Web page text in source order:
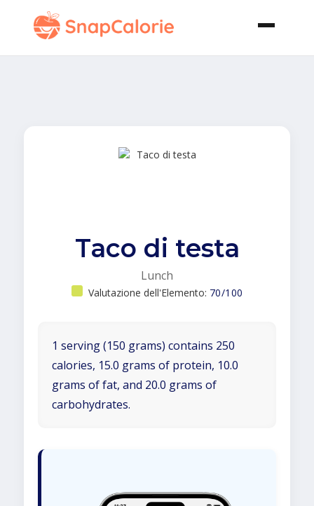
Taco di testa
Lunch
Valutazione dell'Elemento: 70/100
1 serving (150 grams) contains 250
calories, 15.0 grams of protein, 10.0
grams of fat, and 20.0 grams of
carbohydrates.